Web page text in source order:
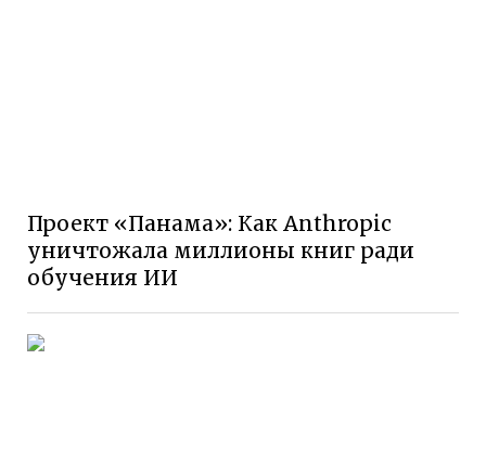
Проект «Панама»: Как Anthropic
уничтожала миллионы книг ради
обучения ИИ